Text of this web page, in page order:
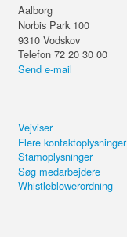
Aalborg
Norbis Park 100
9310 Vodskov
Telefon 72 20 30 00
Send e-mail
Vejviser
Flere kontaktoplysninger
Stamoplysninger
Søg medarbejdere
Whistleblowerordning